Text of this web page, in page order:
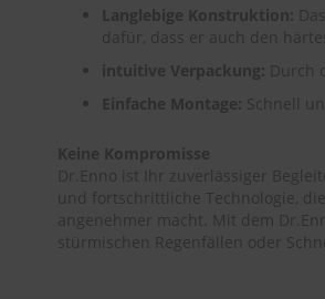
Langlebige Konstruktion:
dafür, dass er auch den
intuitive Verpackung: Durch
Einfache Montage: Schnell
Keine Kompromisse
Dr.Enno ist Ihr zuverlässiger
und fortschrittliche Technologie,
angenehmer macht. Mit dem
stürmischen Regenfällen oder